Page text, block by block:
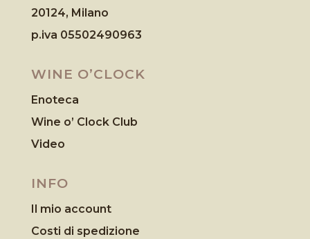
20124, Milano
p.iva 05502490963
WINE O’CLOCK
Enoteca
Wine o’ Clock Club
Video
INFO
Il mio account
Costi di spedizione